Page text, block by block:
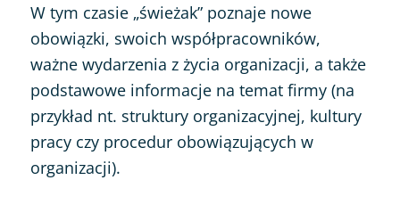
W tym czasie „świeżak” poznaje nowe
obowiązki, swoich współpracowników,
ważne wydarzenia z życia organizacji, a także
podstawowe informacje na temat firmy (na
przykład nt. struktury organizacyjnej, kultury
pracy czy procedur obowiązujących w
organizacji).